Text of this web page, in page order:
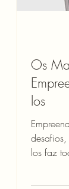
Os
los
desafios,
los faz